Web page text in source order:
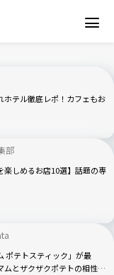
ホテル徹底レポ！カフェもお
部
楽しめるお店10選】話題の専
ポテトスティック」が最
とザクザクポテトの相性が